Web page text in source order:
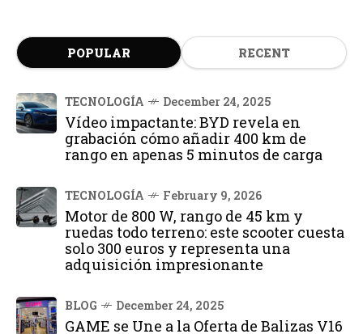
POPULAR RECENT
TECNOLOGÍA December 24, 2025
Vídeo impactante: BYD revela en
grabación cómo añadir 400 km de
rango en apenas 5 minutos de carga
TECNOLOGÍA February 9, 2026
Motor de 800 W, rango de 45 km y
ruedas todo terreno: este scooter cuesta
solo 300 euros y representa una
adquisición impresionante
BLOG December 24, 2025
GAME se Une a la Oferta de Balizas V16